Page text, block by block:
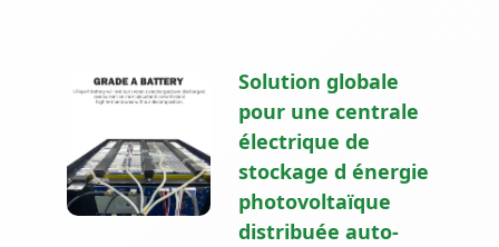
Solution globale
pour une centrale
électrique de
stockage d énergie
photovoltaïque
distribuée auto-